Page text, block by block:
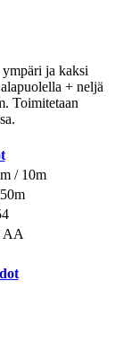
ja kaksi
+ neljä
Toimitetaan
/ 10m
AA